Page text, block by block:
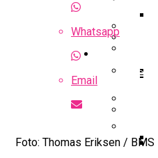
Iffe
Guides
Whatsapp
Email
Foto: Thomas Eriksen / BMS